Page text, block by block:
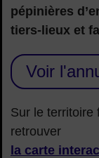
pépinières
tiers-lieux et
Voir
Sur le territoire
retrouver
la carte